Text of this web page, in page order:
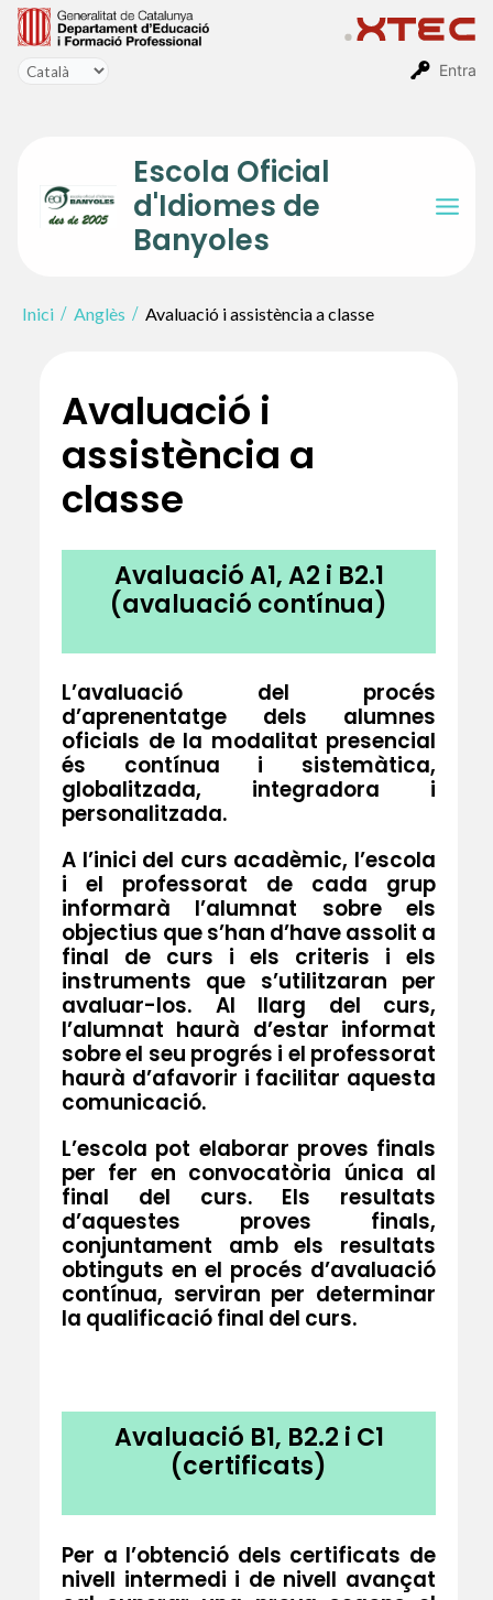
Entra
Vés
contingut
Escola Oficial
d'Idiomes de
Banyoles
Inici Anglès Avaluació i assistència a classe
Avaluació i
assistència a
classe
Avaluació A1, A2 i B2.1
(avaluació contínua)
L’avaluació del procés
d’aprenentatge dels alumnes
oficials de la modalitat presencial
és contínua i sistemàtica,
globalitzada, integradora i
personalitzada.
A l’inici del curs acadèmic, l’escola
i el professorat de cada grup
informarà l’alumnat sobre els
objectius que s’han d’have assolit a
final de curs i els criteris i els
instruments que s’utilitzaran per
avaluar-los. Al llarg del curs,
l’alumnat haurà d’estar informat
sobre el seu progrés i el professorat
haurà d’afavorir i facilitar aquesta
comunicació.
L’escola pot elaborar proves finals
per fer en convocatòria única al
final del curs. Els resultats
d’aquestes proves finals,
conjuntament amb els resultats
obtinguts en el procés d’avaluació
contínua, serviran per determinar
la qualificació final del curs.
Avaluació B1, B2.2 i C1
(certificats)
Per a l’obtenció dels certificats de
nivell intermedi i de nivell avançat